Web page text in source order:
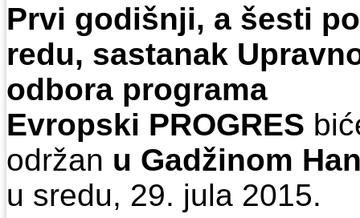
Prvi godišnji, a šesti po
redu, sastanak
odbora programa
Evropski PROGRES
održan u Gadžinom
u sredu, 29. jula 2015.